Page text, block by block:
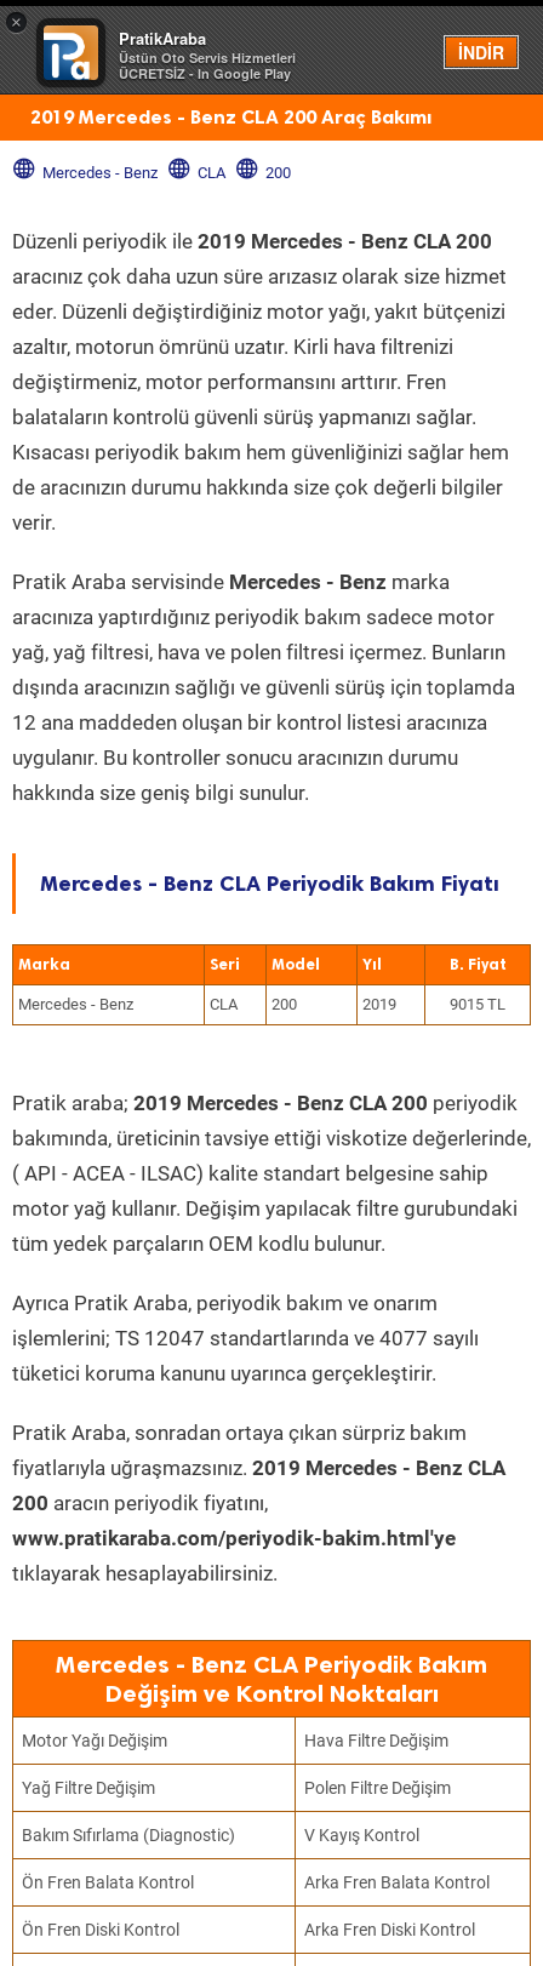
×
PratikAraba
Üstün Oto Servis Hizmetleri
ÜCRETSİZ - In Google Play
İNDİR
Menü
2019 Mercedes - Benz CLA 200 Araç Bakımı
Mercedes - Benz CLA 200
Düzenli periyodik ile 2019 Mercedes - Benz CLA 200
aracınız çok daha uzun süre arızasız olarak size hizmet
eder. Düzenli değiştirdiğiniz motor yağı, yakıt bütçenizi
azaltır, motorun ömrünü uzatır. Kirli hava filtrenizi
değiştirmeniz, motor performansını arttırır. Fren
balataların kontrolü güvenli sürüş yapmanızı sağlar.
Kısacası periyodik bakım hem güvenliğinizi sağlar hem
de aracınızın durumu hakkında size çok değerli bilgiler
verir.
Pratik Araba servisinde Mercedes - Benz marka
aracınıza yaptırdığınız periyodik bakım sadece motor
yağ, yağ filtresi, hava ve polen filtresi içermez. Bunların
dışında aracınızın sağlığı ve güvenli sürüş için toplamda
12 ana maddeden oluşan bir kontrol listesi aracınıza
uygulanır. Bu kontroller sonucu aracınızın durumu
hakkında size geniş bilgi sunulur.
Mercedes - Benz CLA Periyodik Bakım Fiyatı
Marka Seri Model Yıl
Mercedes - Benz CLA 200 2019 9015 TL
Pratik araba; 2019 Mercedes - Benz CLA 200 periyodik
bakımında, üreticinin tavsiye ettiği viskotize değerlerinde,
( API - ACEA - ILSAC) kalite standart belgesine sahip
motor yağ kullanır. Değişim yapılacak filtre gurubundaki
tüm yedek parçaların OEM kodlu bulunur.
Ayrıca Pratik Araba, periyodik bakım ve onarım
işlemlerini; TS 12047 standartlarında ve 4077 sayılı
tüketici koruma kanunu uyarınca gerçekleştirir.
Pratik Araba, sonradan ortaya çıkan sürpriz bakım
fiyatlarıyla uğraşmazsınız. 2019 Mercedes - Benz CLA
200 aracın periyodik fiyatını,
www.pratikaraba.com/periyodik-bakim.html'ye
tıklayarak hesaplayabilirsiniz.
Mercedes - Benz CLA Periyodik Bakım
Değişim ve Kontrol Noktaları
Motor Yağı Değişim Hava Filtre Değişim
Yağ Filtre Değişim Polen Filtre Değişim
Bakım Sıfırlama (Diagnostic) V Kayış Kontrol
Ön Fren Balata Kontrol Arka Fren Balata Kontrol
Ön Fren Diski Kontrol Arka Fren Diski Kontrol